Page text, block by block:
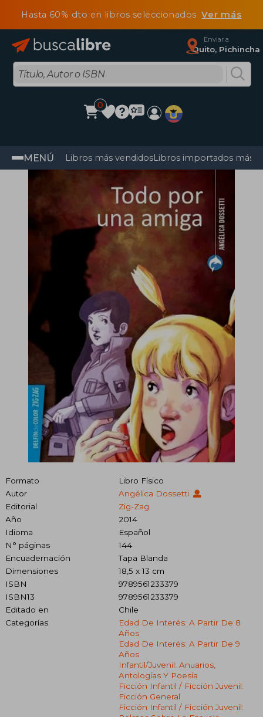
Hasta 60% dto en libros seleccionadosVer más
Enviar a
Quito, Pichincha
0
MENÚ Libros más vendidosLibros importados más
Formato
Libro Físico
Autor
Angélica Dossetti
Editorial
Zig-Zag
Año
2014
Idioma
Español
N° páginas
144
Encuadernación
Tapa Blanda
Dimensiones
18,5 x 13 cm
ISBN
9789561233379
ISBN13
9789561233379
Editado en
Chile
Categorías
Edad De Interés: A Partir De 8
Años
Edad De Interés: A Partir De 9
Años
Infantil/juvenil: Anuarios,
Antologías Y Poesía
Ficción Infantil / Ficción Juvenil:
Ficción General
Ficción Infantil / Ficción Juvenil: